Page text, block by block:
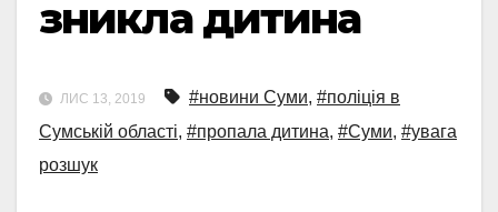
зникла дитина
ЛИС 13, 2019 #новини Суми, #поліція в
Сумській області, #пропала дитина, #Суми, #увага
розшук